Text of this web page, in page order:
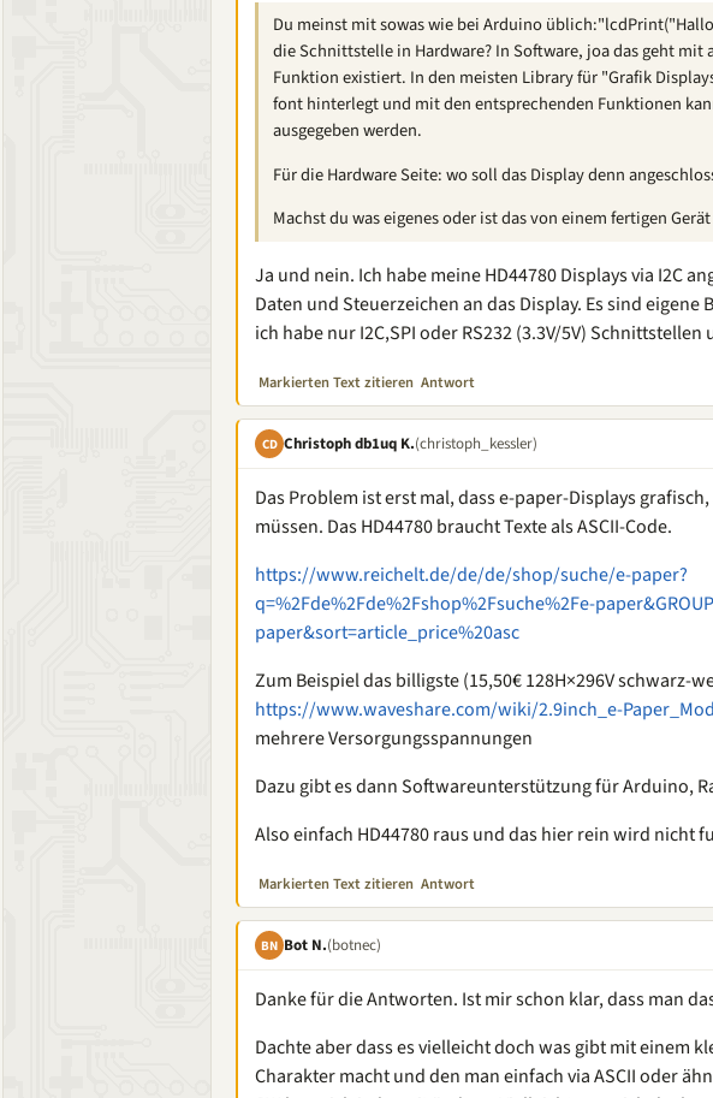
Du meinst mit sowas wie bei Arduino
die Schnittstelle in Hardware? In Software, joa das geht mit
Funktion existiert. In den meisten Library für "Grafik
font hinterlegt und mit den entsprechenden Funktionen
ausgegeben werden.
Für die Hardware Seite: wo soll das Display denn
Machst du was eigenes oder ist das von einem fertigen
Ja und nein. Ich habe meine HD44780 Displays via I2C
Daten und Steuerzeichen an das Display. Es sind eigene
ich habe nur I2C,SPI oder RS232 (3.3V/5V)
Markierten Text zitieren Antwort
CD Christoph db1uq K.(christoph_kessler)
Das Problem ist erst mal, dass e-paper-Displays
müssen. Das HD44780 braucht Texte als ASCII-Code.
https://www.reichelt.de/de/de/shop/suche/e-paper?
q=%2Fde%2Fde%2Fshop%2Fsuche%2Fe-
paper&sort=article_price%20asc
Zum Beispiel das billigste (15,50€ 128H×296V schwarz-
https://www.waveshare.com/wiki/2.9inch_e-
mehrere Versorgungsspannungen
Dazu gibt es dann Softwareunterstützung für Arduino,
Also einfach HD44780 raus und das hier rein wird nicht
Markierten Text zitieren Antwort
BN Bot N.(botnec)
Danke für die Antworten. Ist mir schon klar, dass man
Dachte aber dass es vielleicht doch was gibt mit einem
Charakter macht und den man einfach via ASCII oder